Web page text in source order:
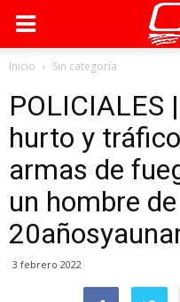
Inicio Sin categoría
POLICIALES
hurto y
armas de
un hombre de
3 febrero 2022